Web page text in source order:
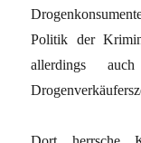
Politik der
allerdings